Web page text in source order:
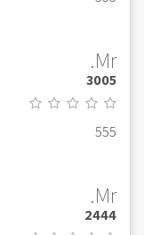
Mr.
3005
555
Mr.
2444